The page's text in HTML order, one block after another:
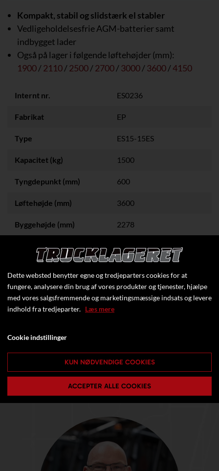
Kompakt, stabil og slidstærk el stabler
Vedligeholdelsesfrie AGM-batterier samt
indbygget lader
Også på lager i følgende løftehøjder (mm):
1900/2110/2500/2700/3000/3600/4150
Internt nr. ES0236
Fabrikat EP
Type ES15-15ES
Kapacitet (kg) 1500
Tyngdepunkt (mm) 600
Løftehøjde (mm) 3600
Byggehøjde (mm) 2278
Dette websted benytter egne og tredjeparters cookies for at
fungere, analysere din brug af vores produkter og tjenester, hjælpe
med vores salgsfremmende og marketingsmæssige indsats og levere
indhold fra tredjeparter. Læs mere
Cookie indstillinger
KUN NØDVENDIGE COOKIES
ACCEPTER ALLE COOKIES